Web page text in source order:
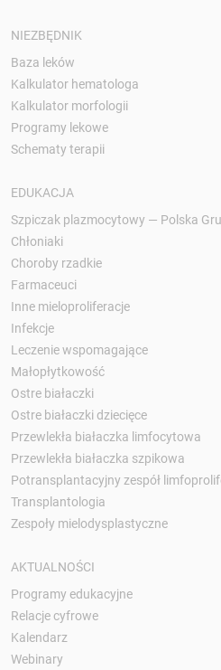
NIEZBĘDNIK
Baza leków
Kalkulator hematologa
Kalkulator morfologii
Programy lekowe
Schematy terapii
EDUKACJA
Szpiczak plazmocytowy — Polska
Chłoniaki
Choroby rzadkie
Farmaceuci
Inne mieloproliferacje
Infekcje
Leczenie wspomagające
Małopłytkowość
Ostre białaczki
Ostre białaczki dziecięce
Przewlekła białaczka limfocytowa
Przewlekła białaczka szpikowa
Potransplantacyjny zespół
Transplantologia
Zespoły mielodysplastyczne
AKTUALNOŚCI
Programy edukacyjne
Relacje cyfrowe
Kalendarz
Webinary